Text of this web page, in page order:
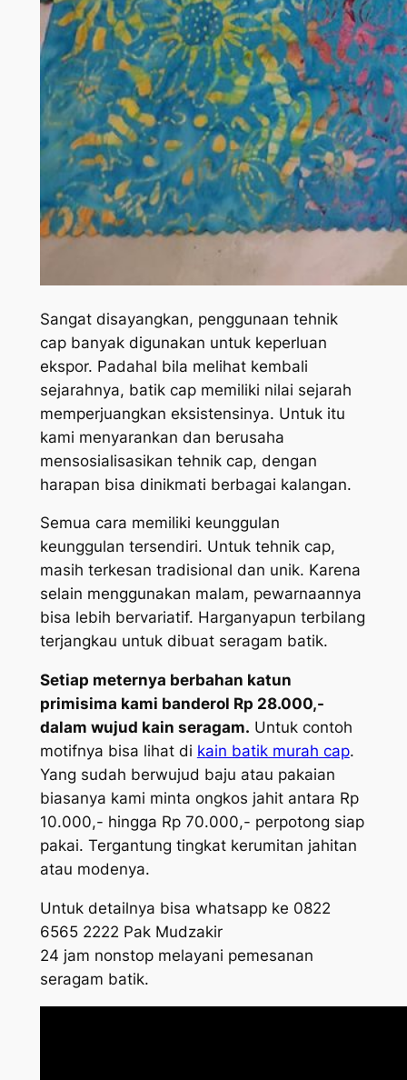
Sangat disayangkan, penggunaan tehnik
cap banyak digunakan untuk keperluan
ekspor. Padahal bila melihat kembali
sejarahnya, batik cap memiliki nilai sejarah
memperjuangkan eksistensinya. Untuk itu
kami menyarankan dan berusaha
mensosialisasikan tehnik cap, dengan
harapan bisa dinikmati berbagai kalangan.
Semua cara memiliki keunggulan
keunggulan tersendiri. Untuk tehnik cap,
masih terkesan tradisional dan unik. Karena
selain menggunakan malam, pewarnaannya
bisa lebih bervariatif. Harganyapun terbilang
terjangkau untuk dibuat seragam batik.
Setiap meternya berbahan katun
primisima kami banderol Rp 28.000,-
dalam wujud kain seragam. Untuk contoh
motifnya bisa lihat di kain batik murah cap.
Yang sudah berwujud baju atau pakaian
biasanya kami minta ongkos jahit antara Rp
10.000,- hingga Rp 70.000,- perpotong siap
pakai. Tergantung tingkat kerumitan jahitan
atau modenya.
Untuk detailnya bisa whatsapp ke 0822
6565 2222 Pak Mudzakir
24 jam nonstop melayani pemesanan
seragam batik.